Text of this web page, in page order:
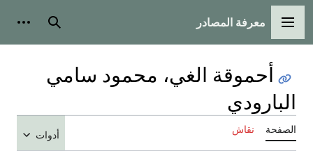
القائمة الرئيسية
معرفة المصادر بحث
أحموقة الغي، محمود سامي
البارودي
الصفحة نقاش أدوات